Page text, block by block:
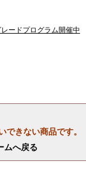
レードプログラム開催中
できない商品です。
ムへ戻る